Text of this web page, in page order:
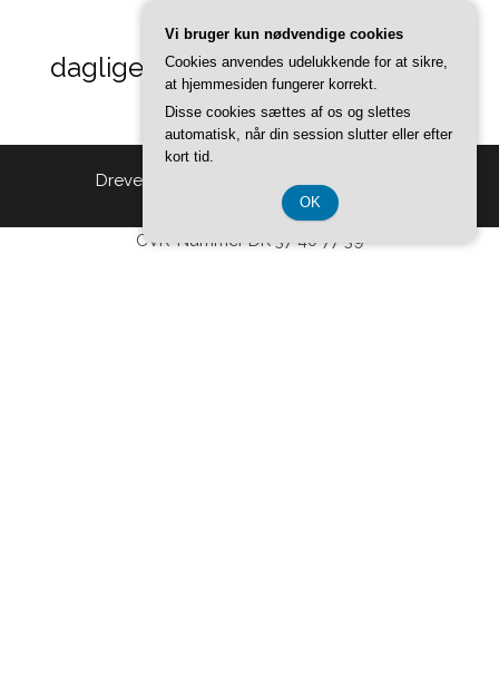
daglige-opdateringer.dk
Drevet af Tema:Head Blog
CVR-Nummer DK 37 40 77 39
Vi bruger kun nødvendige cookies
Cookies anvendes udelukkende for at sikre,
at hjemmesiden fungerer korrekt.
Disse cookies sættes af os og slettes
automatisk, når din session slutter eller efter
kort tid.
OK